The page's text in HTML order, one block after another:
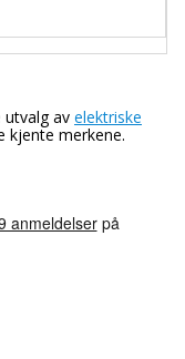
utvalg av elektriske
kjente merkene.